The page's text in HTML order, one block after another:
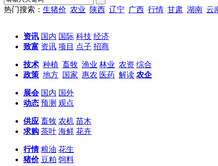
热门搜索： 生猪价 农业 陕西 辽宁 广西 行情 甘肃 湖南 云
资讯 国内 国际 科技 经济
致富 资讯 项目 点子 招商
技术 种植 畜牧 渔业 林业 农资 综合
政策 地方 国家 惠农 医药 解读 农企
展会 国内 国外
动态 预测 观点
供应 畜牧 农机 苗木
求购 茶叶 海鲜 花卉
行情 粮油 花生
猪价 豆粕 饲料